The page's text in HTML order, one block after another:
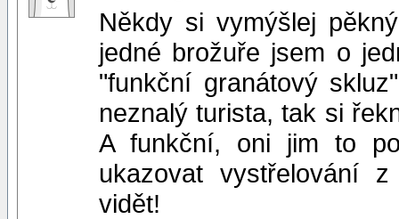
Někdy si vymýšlej
jedné brožuře jsem o
"funkční granátový
neznalý turista, tak si
A funkční, oni jim to
ukazovat vystřelování
vidět!